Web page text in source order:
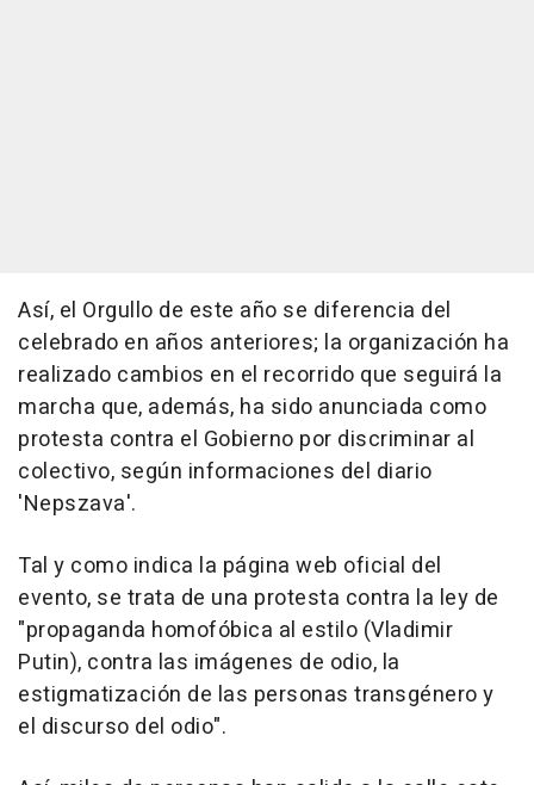
Así, el Orgullo de este año se diferencia del
celebrado en años anteriores; la organización ha
realizado cambios en el recorrido que seguirá la
marcha que, además, ha sido anunciada como
protesta contra el Gobierno por discriminar al
colectivo, según informaciones del diario
'Nepszava'.
Tal y como indica la página web oficial del
evento, se trata de una protesta contra la ley de
"propaganda homofóbica al estilo (Vladimir
Putin), contra las imágenes de odio, la
estigmatización de las personas transgénero y
el discurso del odio".